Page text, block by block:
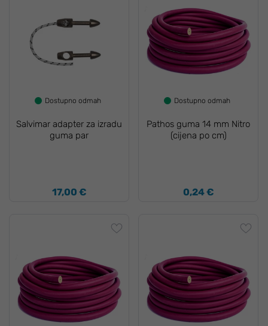
Dostupno odmah
Salvimar adapter za izradu
guma par
17,00 €
Dostupno odmah
Pathos guma 14 mm Nitro
(cijena po cm)
0,24 €